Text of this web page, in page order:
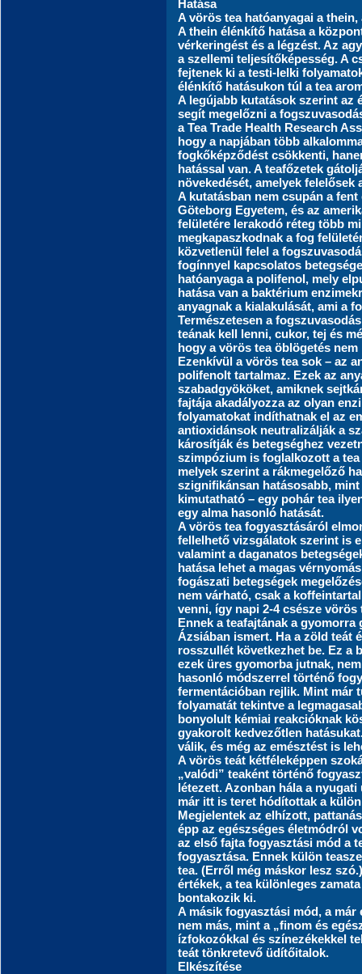
Hatása
A vörös tea hatóanyagai a
A thein élénkítő hatása a
vérkeringést és a légzést. Az
a szellemi teljesítőképesség. A
fejtenek ki a testi-lelki
élénkítő hatásukon túl a tea
A legújabb kutatások szerint az
segít megelőzni a
a Tea Trade Health Research
hogy a napjában több
fogkőképződést csökkenti,
hatással van. A teafőzetek
növekedését, amelyek felelősek
A kutatásban nem csupán a
Göteborg Egyetem, és az
felületére lerakodó réteg több
megkapaszkodnak a fog
közvetlenül felel a
fogínnyel kapcsolatos
hatóanyaga a polifenol, mely
hatása van a baktérium
anyagnak a kialakulását, ami a
Természetesen a
teának kell lenni, cukor, tej és
hogy a vörös tea öblögetés
Ezenkívül a vörös tea sok – az
polifenolt tartalmaz. Ezek az
szabadgyököket, amiknek
fajtája akadályozza az olyan
folyamatokat indíthatnak el az
antioxidánsok neutralizálják a
károsítják és betegséghez
szimpózium is foglalkozott a
melyek szerint a rákmegelőző
szignifikánsan hatásosabb,
kimutatható – egy pohár tea
egy alma hasonló hatását.
A vörös tea fogyasztásáról
fellelhető vizsgálatok szerint is
valamint a daganatos
hatása lehet a magas
fogászati betegségek
nem várható, csak a
venni, így napi 2-4 csésze
Ennek a teafajtának a
Ázsiában ismert. Ha a zöld teát
rosszullét következhet be. Ez a
ezek üres gyomorba jutnak,
hasonló módszerrel történő
fermentációban rejlik. Mint már
folyamatát tekintve a
bonyolult kémiai reakcióknak
gyakorolt kedvezőtlen
válik, és még az emésztést is
A vörös teát kétféleképpen
„valódi” teaként történő
létezett. Azonban hála a
már itt is teret hódítottak a
Megjelentek az elhízott,
épp az egészséges életmódról
az első fajta fogyasztási mód a
fogyasztása. Ennek külön
tea. (Erről még máskor lesz
értékek, a tea különleges
bontakozik ki.
A másik fogyasztási mód, a már
nem más, mint a „finom és
ízfokozókkal és színezékekkel
teát tönkretevő üdítőitalok.
Elkészítése